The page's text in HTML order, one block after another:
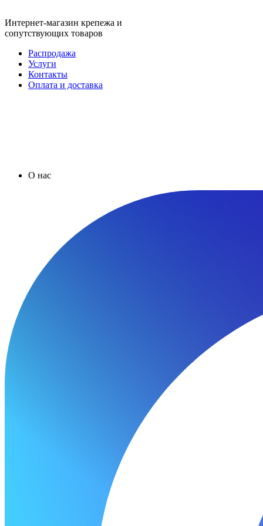
Интернет-магазин крепежа и
сопутствующих товаров
Распродажа
Услуги
Контакты
Оплата и доставка
О нас